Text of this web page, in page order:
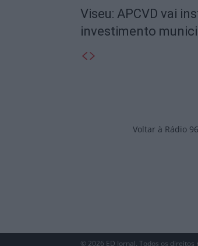
Viseu: APCVD vai
investimento
Voltar à Rádio
© 2026 ED Jornal. Todos os direitos